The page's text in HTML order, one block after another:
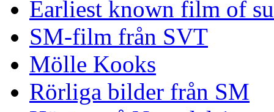
Earliest known film of
SM-film från SVT
Mölle Kooks
Rörliga bilder från SM